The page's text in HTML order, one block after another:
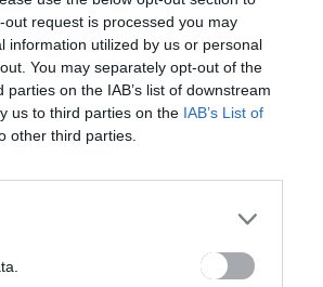
request is processed you may
information utilized by us or personal
You may separately opt-out of the
on the IAB’s list of downstream
us to third parties on the IAB’s List of
other third parties.